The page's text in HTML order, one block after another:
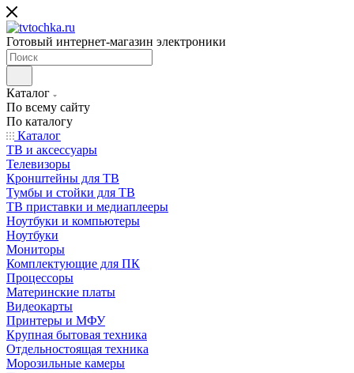
Готовый интернет-магазин электроники
Каталог
По всему сайту
По каталогу
Каталог
ТВ и аксессуары
Телевизоры
Кронштейны для ТВ
Тумбы и стойки для ТВ
ТВ приставки и медиаплееры
Ноутбуки и компьютеры
Ноутбуки
Мониторы
Комплектующие для ПК
Процессоры
Материнские платы
Видеокарты
Принтеры и МФУ
Крупная бытовая техника
Отдельностоящая техника
Морозильные камеры